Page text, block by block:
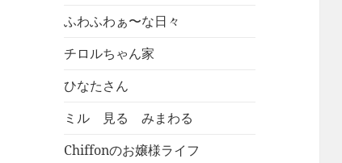
ふわふわぁ〜な日々
チロルちゃん家
ひなたさん
ミル 見る みまわる
Chiffonのお嬢様ライフ